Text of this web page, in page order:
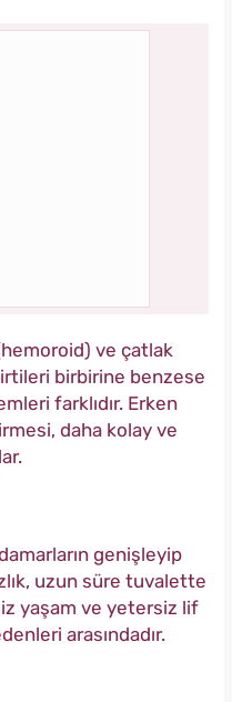
ve çatlak
birbirine benzese
farklıdır. Erken
daha kolay ve
genişleyip
uzun süre tuvalette
yaşam ve yetersiz lif
arasındadır.